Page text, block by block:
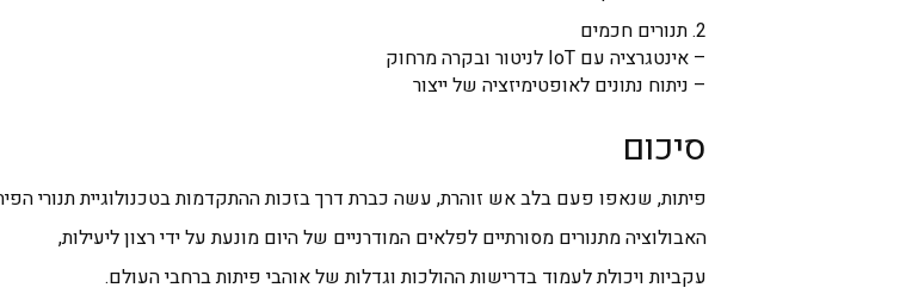
2. תנורים חכמים
– אינטגרציה עם IoT לניטור ובקרה מרחוק
– ניתוח נתונים לאופטימיזציה של ייצור
סיכום
פיתות, שנאפו פעם בלב אש זוהרת, עשה כברת דרך בזכות ההתקדמות בטכנולוגיית תנורי
האבולוציה מתנורים מסורתיים לפלאים המודרניים של היום מונעת על ידי רצון ליעילות,
עקביות ויכולת לעמוד בדרישות ההולכות וגדלות של אוהבי פיתות ברחבי העולם.